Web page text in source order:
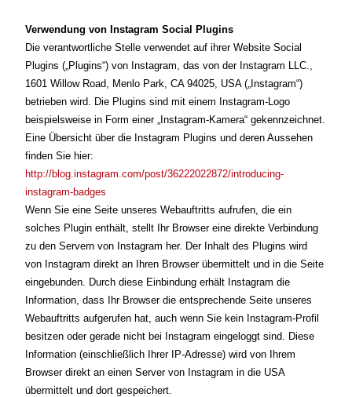
Verwendung von Instagram Social Plugins
Die verantwortliche Stelle verwendet auf ihrer Website Social
Plugins („Plugins“) von Instagram, das von der Instagram LLC.,
1601 Willow Road, Menlo Park, CA 94025, USA („Instagram“)
betrieben wird. Die Plugins sind mit einem Instagram-Logo
beispielsweise in Form einer „Instagram-Kamera“ gekennzeichnet.
Eine Übersicht über die Instagram Plugins und deren Aussehen
finden Sie hier:
http://blog.instagram.com/post/36222022872/introducing-
instagram-badges
Wenn Sie eine Seite unseres Webauftritts aufrufen, die ein
solches Plugin enthält, stellt Ihr Browser eine direkte Verbindung
zu den Servern von Instagram her. Der Inhalt des Plugins wird
von Instagram direkt an Ihren Browser übermittelt und in die Seite
eingebunden. Durch diese Einbindung erhält Instagram die
Information, dass Ihr Browser die entsprechende Seite unseres
Webauftritts aufgerufen hat, auch wenn Sie kein Instagram-Profil
besitzen oder gerade nicht bei Instagram eingeloggt sind. Diese
Information (einschließlich Ihrer IP-Adresse) wird von Ihrem
Browser direkt an einen Server von Instagram in die USA
übermittelt und dort gespeichert.